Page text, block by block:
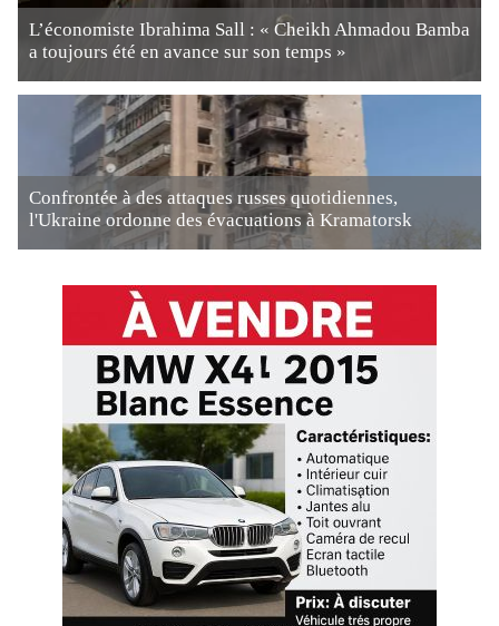
L’économiste Ibrahima Sall : « Cheikh Ahmadou Bamba
a toujours été en avance sur son temps »
Confrontée à des attaques russes quotidiennes,
l'Ukraine ordonne des évacuations à Kramatorsk